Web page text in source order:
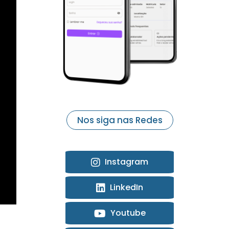
Nos siga nas Redes
Instagram
LinkedIn
Youtube